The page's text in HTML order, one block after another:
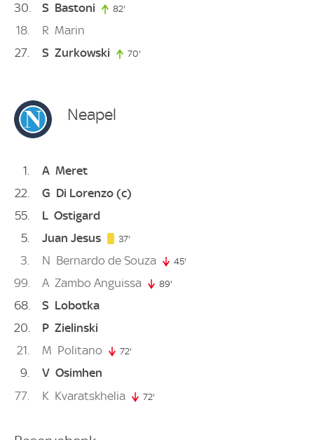
30 S Bastoni 82'
18 R Marin
27
S Zurkowski 70'
Neapel
1 A Meret
22
G Di Lorenzo (c)
55
L Ostigard
5
Juan Jesus 37'
3 N Bernardo de Souza 45'
99 A Zambo Anguissa 89'
68 S Lobotka
20
P Zielinski
21
M Politano 72'
9 V Osimhen
77
K Kvaratskhelia 72'